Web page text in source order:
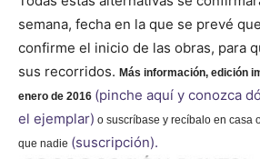
semana, fecha en la que se prevé
confirme el inicio de las obras, para
sus recorridos. Más información, edición
enero de 2016 (pinche aquí y conozca
el ejemplar) o suscríbase y recíbalo en casa
que nadie (suscripción).